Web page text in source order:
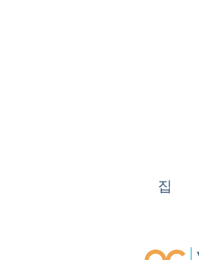
집